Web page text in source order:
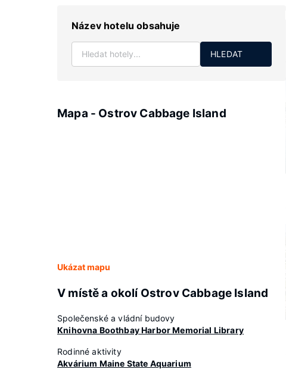
Název hotelu obsahuje
HLEDAT
Mapa - Ostrov Cabbage Island
Ukázat mapu
V místě a okolí Ostrov Cabbage Island
Společenské a vládní budovy
Knihovna Boothbay Harbor Memorial Library
Rodinné aktivity
Akvárium Maine State Aquarium